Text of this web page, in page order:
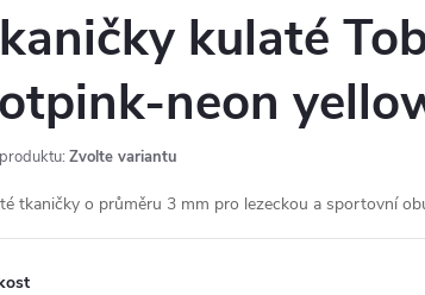
kulaté
neon
Zvolte variantu
tkaničky o průměru 3 mm pro lezeckou a sportovní